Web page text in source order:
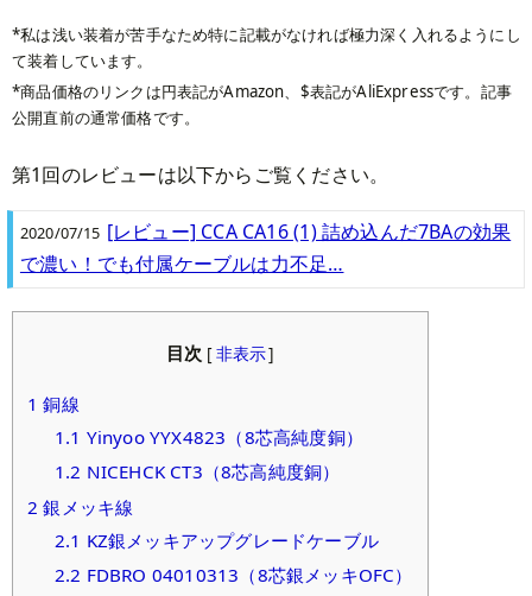
私は浅い装着が苦手なため特に記載がなければ極力深く入れるようにし
て装着しています。
商品価格のリンクは円表記がAmazon、$表記がAliExpressです。記事
公開直前の通常価格です。
第1回のレビューは以下からご覧ください。
2020/07/15 [レビュー] CCA CA16 (1) 詰め込んだ7BAの効果
で濃い！でも付属ケーブルは力不足…
目次 [非表示]
1 銅線
1.1 Yinyoo YYX4823（8芯高純度銅）
1.2 NICEHCK CT3（8芯高純度銅）
2 銀メッキ線
2.1 KZ銀メッキアップグレードケーブル
2.2 FDBRO 04010313（8芯銀メッキOFC）